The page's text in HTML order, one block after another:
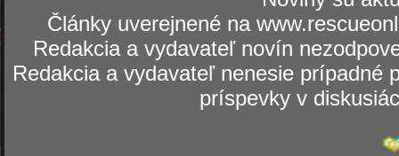
Články uverejnené na
Redakcia a vydavateľ novín
Redakcia a vydavateľ nenesie prípadné
príspevky v